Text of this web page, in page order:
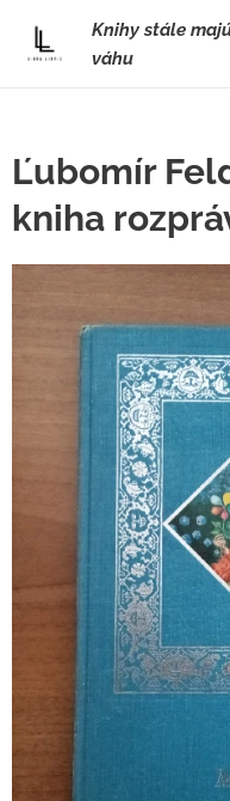
Knihy stále
váhu
Ľubomír
kniha